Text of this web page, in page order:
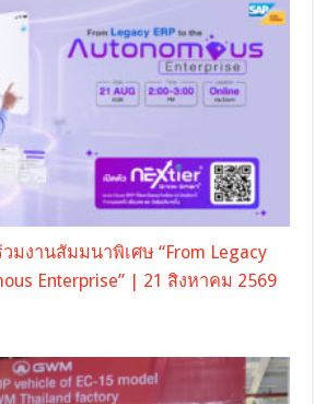
วมงานสัมมนาพิเศษ “From Legacy
Enterprise” | 21 สิงหาคม 2569